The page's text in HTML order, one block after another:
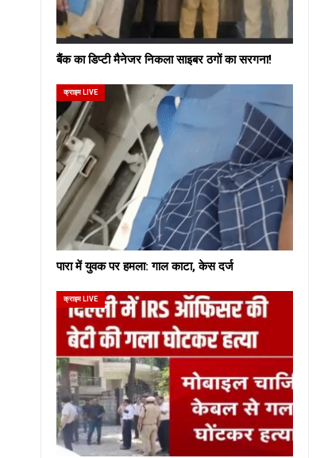
बैंक का डिप्टी मैनेजर निकला साइबर ठगों का सरगना!
क्राइम LIVE
पारा में युवक पर हमला: गाल काटा, केस दर्ज
क्राइम LIVE